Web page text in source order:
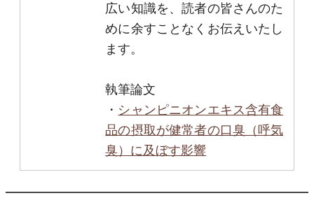
広い知識を、読者の皆さんのた
めに余すことなくお伝えいたし
ます。
執筆論文
・ シャンピニオンエキス含有食
品の摂取が健常者の口臭（呼気
臭）に及ぼす影響